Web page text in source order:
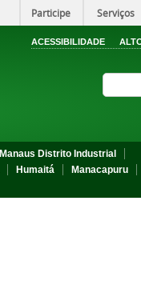
Participe Serviços
ACESSIBILIDADE
Manaus Distrito Industrial
Humaitá Manacapuru